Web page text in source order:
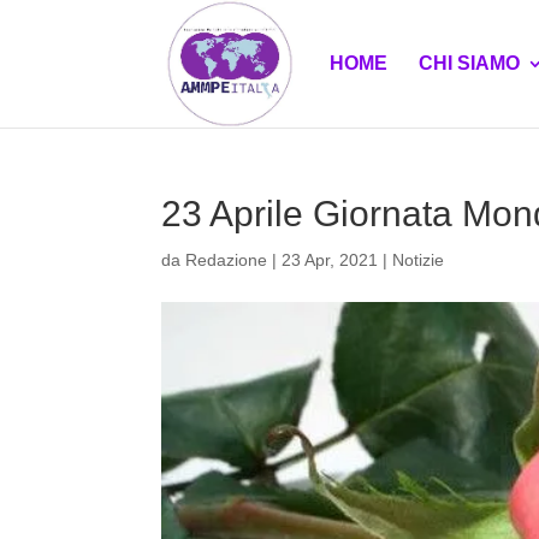
HOME CHI SIAMO
23 Aprile Giornata
da Redazione | 23 Apr, 2021 | Notizie